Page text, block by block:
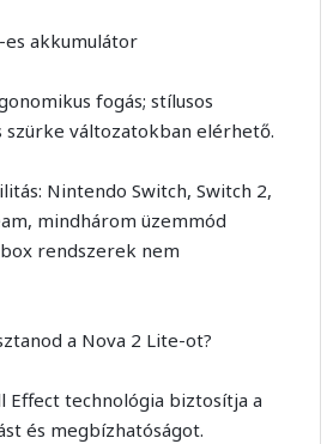
akkumulátor
fogás; stílusos
szürke változatokban elérhető.
Nintendo Switch, Switch 2,
mindhárom üzemmód
rendszerek nem
a Nova 2 Lite-ot?
Effect technológia biztosítja a
és megbízhatóságot.